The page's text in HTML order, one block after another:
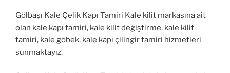
Gölbaşı Kale Çelik Kapı Tamiri Kale kilit markasına ait
olan kale kapı tamiri, kale kilit değiştirme, kale kilit
tamiri, kale göbek, kale kapı çilingir tamiri hizmetleri
sunmaktayız.